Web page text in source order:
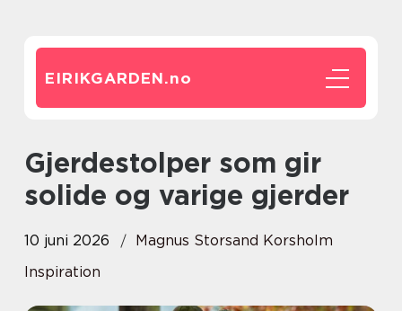
EIRIKGARDEN.no
Gjerdestolper som gir
solide og varige gjerder
10 juni 2026
Magnus Storsand Korsholm
Inspiration